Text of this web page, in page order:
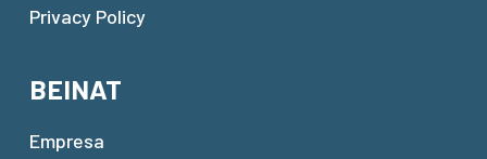
Privacy Policy
BEINAT
Empresa